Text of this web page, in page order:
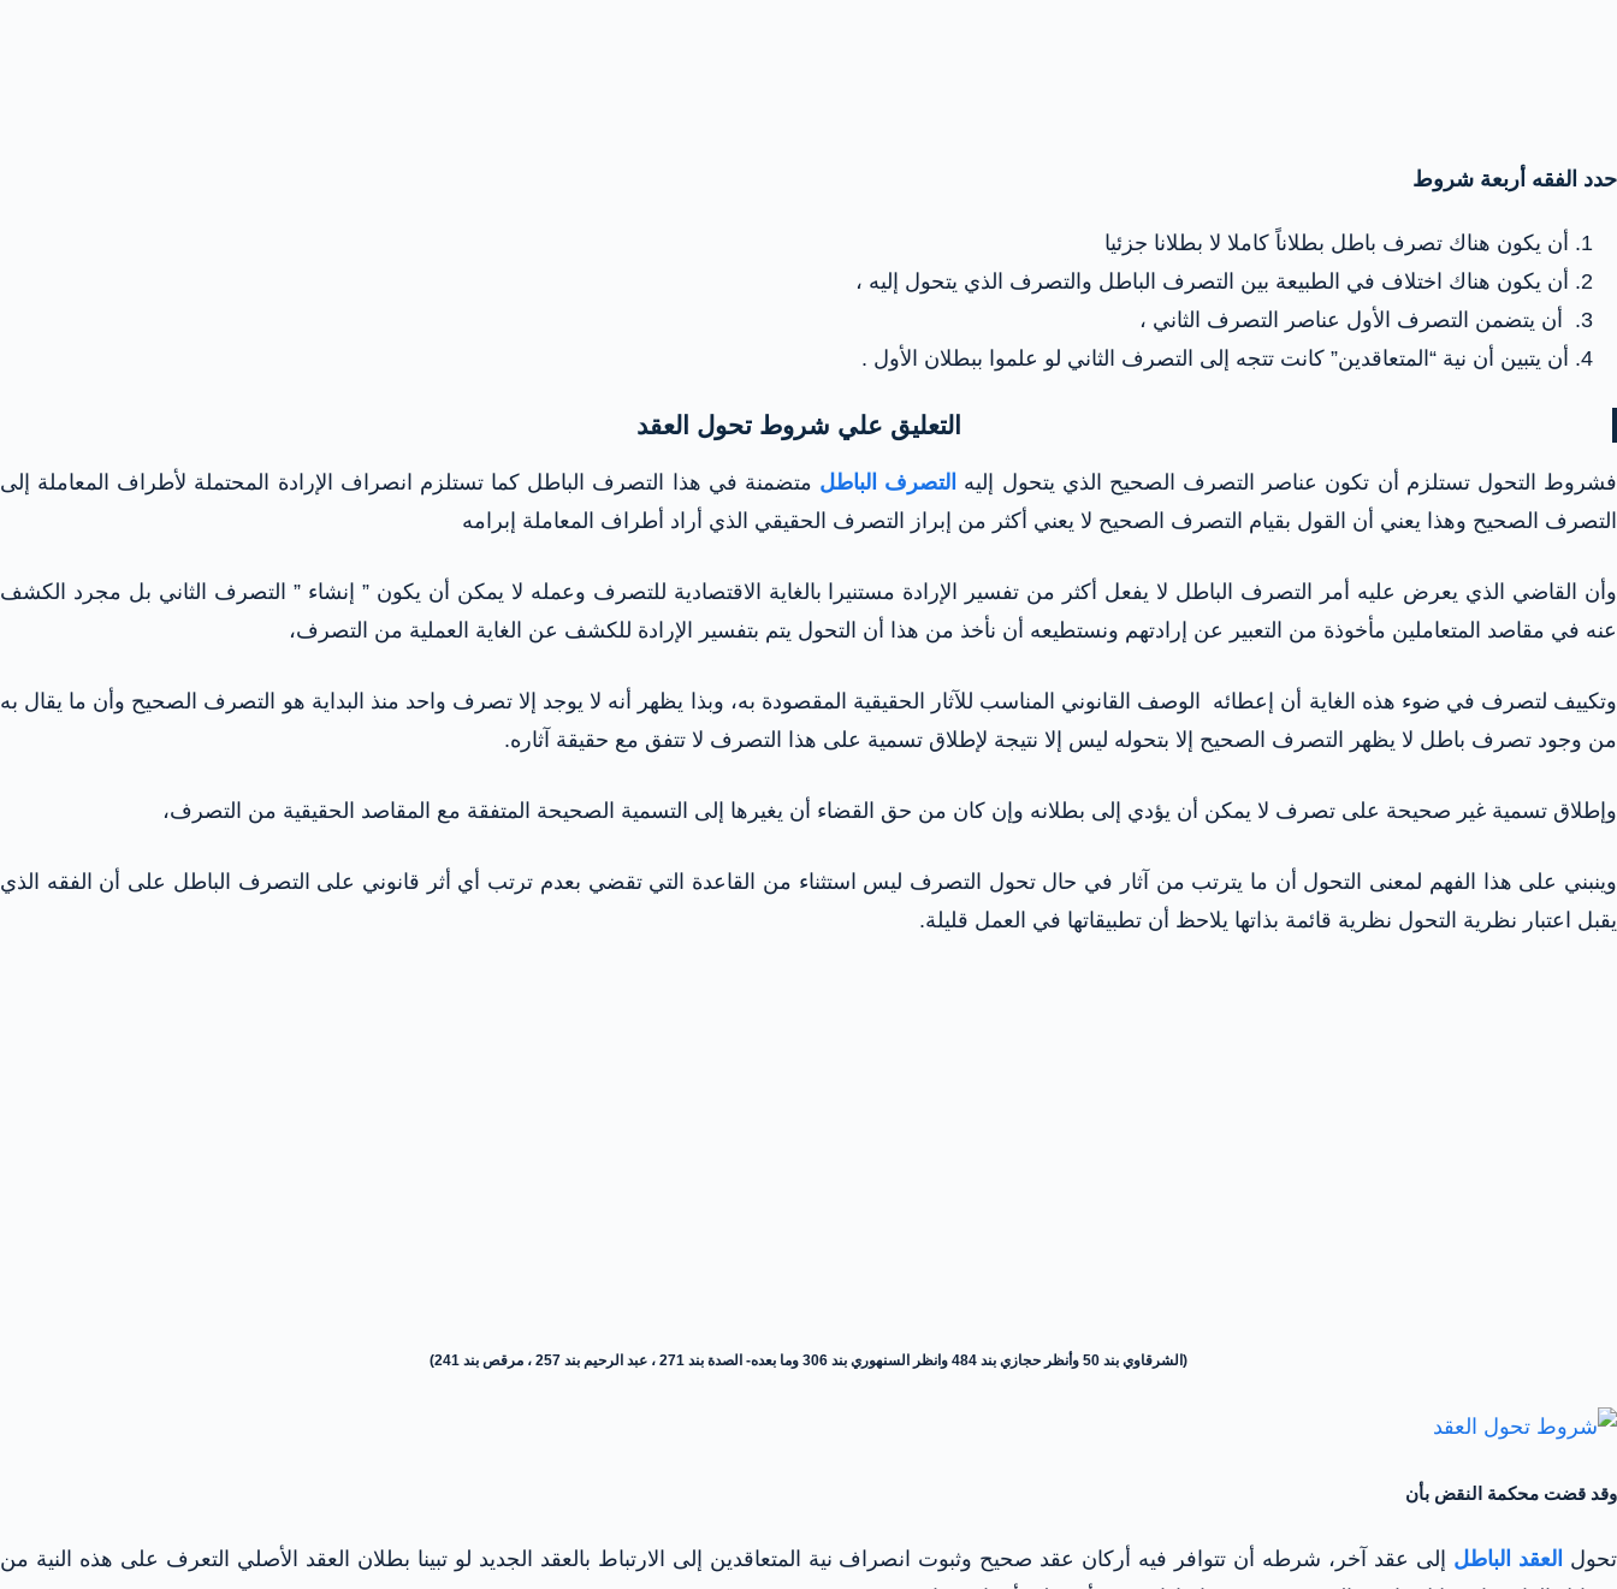
حدد الفقه أربعة شروط
أن يكون هناك تصرف باطل بطلاناً كاملا لا بطلانا جزئيا
أن يكون هناك اختلاف في الطبيعة بين التصرف الباطل والتصرف الذي يتحول إليه ،
أن يتضمن التصرف الأول عناصر التصرف الثاني ،
أن يتبين أن نية “المتعاقدين” كانت تتجه إلى التصرف الثاني لو علموا ببطلان الأول .
التعليق علي شروط تحول العقد
فشروط التحول تستلزم أن تكون عناصر التصرف الصحيح الذي يتحول إليه التصرف الباطل متضمنة في هذا التصرف الباطل كما تستلزم انصراف الإرادة المحتملة لأطراف المعاملة إلى
التصرف الصحيح وهذا يعني أن القول بقيام التصرف الصحيح لا يعني أكثر من إبراز التصرف الحقيقي الذي أراد أطراف المعاملة إبرامه
وأن القاضي الذي يعرض عليه أمر التصرف الباطل لا يفعل أكثر من تفسير الإرادة مستنيرا بالغاية الاقتصادية للتصرف وعمله لا يمكن أن يكون ” إنشاء ” التصرف الثاني بل مجرد الكشف
عنه في مقاصد المتعاملين مأخوذة من التعبير عن إرادتهم ونستطيعه أن نأخذ من هذا أن التحول يتم بتفسير الإرادة للكشف عن الغاية العملية من التصرف،
وتكييف لتصرف في ضوء هذه الغاية أن إعطائه الوصف القانوني المناسب للآثار الحقيقية المقصودة به، وبذا يظهر أنه لا يوجد إلا تصرف واحد منذ البداية هو التصرف الصحيح وأن ما يقال به
من وجود تصرف باطل لا يظهر التصرف الصحيح إلا بتحوله ليس إلا نتيجة لإطلاق تسمية على هذا التصرف لا تتفق مع حقيقة آثاره.
وإطلاق تسمية غير صحيحة على تصرف لا يمكن أن يؤدي إلى بطلانه وإن كان من حق القضاء أن يغيرها إلى التسمية الصحيحة المتفقة مع المقاصد الحقيقية من التصرف،
وينبني على هذا الفهم لمعنى التحول أن ما يترتب من آثار في حال تحول التصرف ليس استثناء من القاعدة التي تقضي بعدم ترتب أي أثر قانوني على التصرف الباطل على أن الفقه الذي
يقبل اعتبار نظرية التحول نظرية قائمة بذاتها يلاحظ أن تطبيقاتها في العمل قليلة.
(الشرقاوي بند 50 وأنظر حجازي بند 484 وانظر السنهوري بند 306 وما بعده- الصدة بند 271 ، عبد الرحيم بند 257 ، مرقص بند 241)
وقد قضت محكمة النقض بأن
تحول العقد الباطل
إلى عقد آخر، شرطه أن تتوافر فيه أركان عقد صحيح وثبوت انصراف نية المتعاقدين إلى الارتباط بالعقد الجديد لو تبينا بطلان العقد الأصلي التعرف على هذه النية من